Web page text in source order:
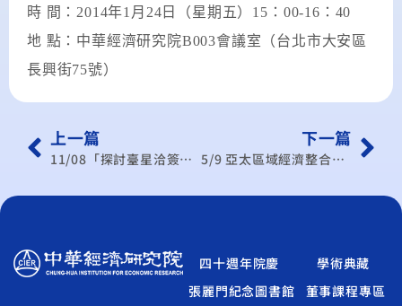
時 間： 2014年1 月 24 日（星期五） 15 ： 00-16 ： 40
地 點：中華經濟研究院B003會議室（台北市大安區
長興街75號）
上一篇
11/08「探討臺星洽簽經濟夥伴協定之商機與展望」產業座談會
下一篇
5/9 亞太區域經濟整合國際研討會
四十週年院慶
學術典藏
張麗門紀念圖書館
董事課程專區